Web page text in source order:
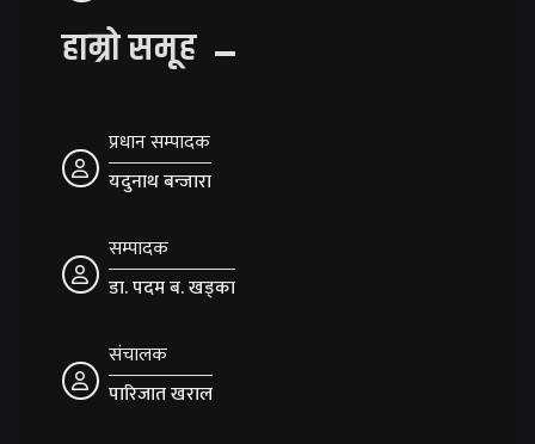
हाम्रो समूह
प्रधान सम्पादक
यदुनाथ बन्जारा
सम्पादक
डा. पदम ब. खड्का
संचालक
पारिजात खराल